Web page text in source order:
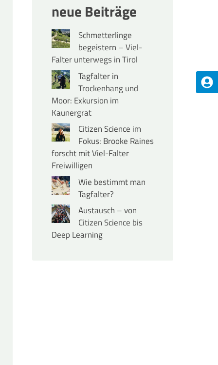
neue Beiträge
Schmetterlinge
begeistern – Viel-
Falter unterwegs in Tirol
Tagfalter in
Trockenhang und
Moor: Exkursion im
Kaunergrat
Citizen Science im
Fokus: Brooke Raines
forscht mit Viel-Falter
Freiwilligen
Wie bestimmt man
Tagfalter?
Austausch – von
Citizen Science bis
Deep Learning